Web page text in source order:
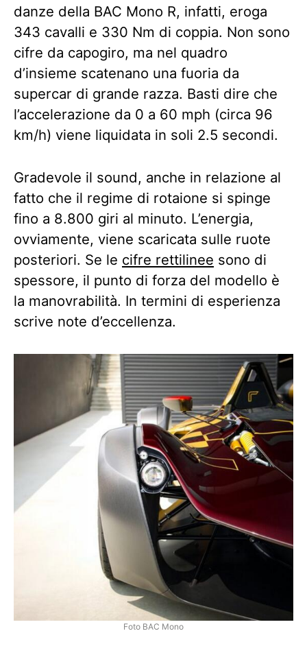
danze della BAC Mono R, infatti, eroga
343 cavalli e 330 Nm di coppia. Non sono
cifre da capogiro, ma nel quadro
d’insieme scatenano una fuoria da
supercar di grande razza. Basti dire che
l’accelerazione da 0 a 60 mph (circa 96
km/h) viene liquidata in soli 2.5 secondi.
Gradevole il sound, anche in relazione al
fatto che il regime di rotaione si spinge
fino a 8.800 giri al minuto. L’energia,
ovviamente, viene scaricata sulle ruote
posteriori. Se le cifre rettilinee sono di
spessore, il punto di forza del modello è
la manovrabilità. In termini di esperienza
scrive note d’eccellenza.
Foto BAC Mono